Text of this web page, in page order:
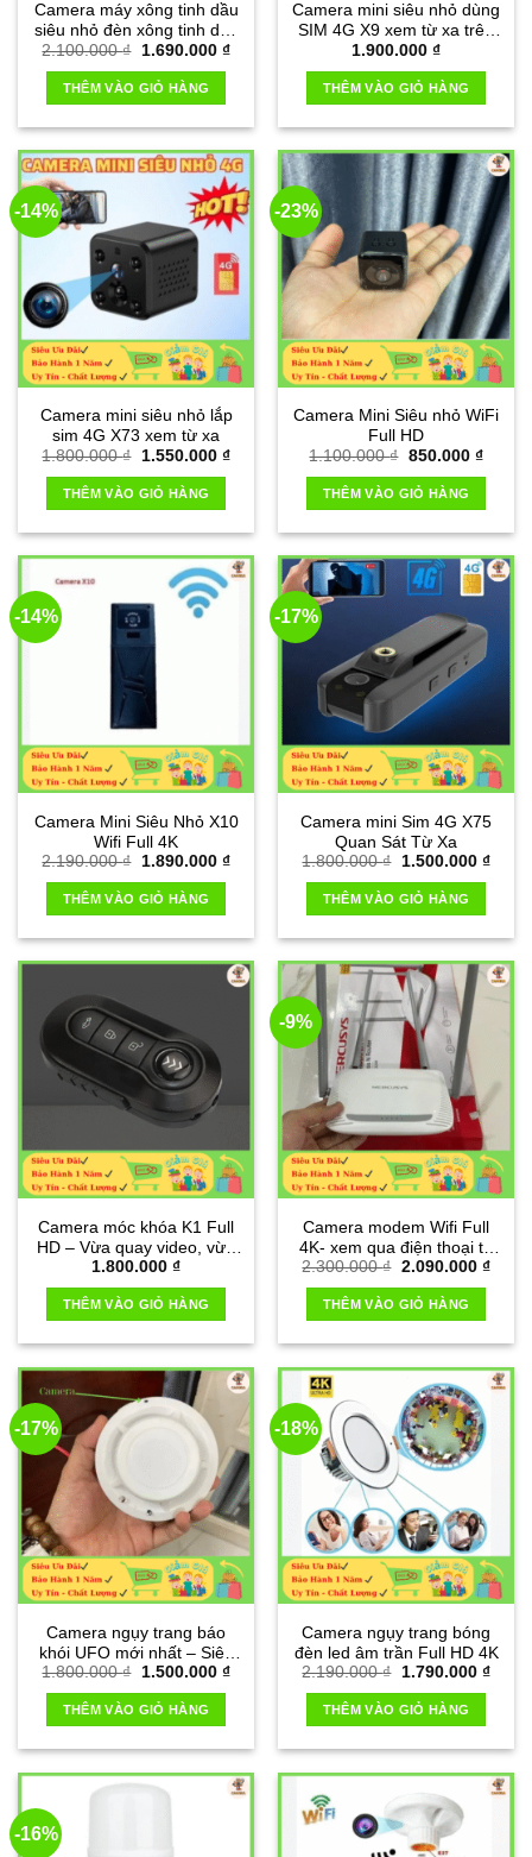
Camera máy xông tinh dầu
siêu nhỏ đèn xông tinh dầu
Wifi 4K
2.100.000₫
Giá
là:
2.100.000 ₫.
1.690.000 ₫Giá
1.690.000 ₫.
THÊM VÀO GIỎ HÀNG
Camera mini siêu nhỏ dùng
SIM 4G X9 xem từ xa trên
điện thoại
1.900.000 ₫
THÊM VÀO GIỎ HÀNG
-14%
Camera mini siêu nhỏ lắp
sim 4G X73 xem từ xa
1.800.000₫
Giá
là:
1.800.000 ₫.
1.550.000 ₫Giá
THÊM VÀO GIỎ HÀNG
-23%
Camera Mini Siêu nhỏ WiFi
Full HD
1.100.000₫ Giá
là:
1.100.000 ₫.
850.000 ₫Giá
THÊM VÀO GIỎ HÀNG
-14%
Camera Mini Siêu Nhỏ X10
Wifi Full 4K
2.190.000₫
Giá
là:
2.190.000 ₫.
1.890.000 ₫Giá
THÊM VÀO GIỎ HÀNG
-17%
Camera mini Sim 4G X75
Quan Sát Từ Xa
1.800.000₫
Giá
là:
1.800.000 ₫.
1.500.000 ₫Giá
THÊM VÀO GIỎ HÀNG
Camera móc khóa K1 Full
HD – Vừa quay video, vừa
ghi âm
1.800.000 ₫
THÊM VÀO GIỎ HÀNG
-9%
Camera modem Wifi Full
4K- xem qua điện thoại từ
xa
2.300.000₫ Giá
là:
2.300.000 ₫.
2.090.000 ₫Giá
THÊM VÀO GIỎ HÀNG
-17%
Camera ngụy trang báo
khói UFO mới nhất – Siêu
nhỏ khó bị phát hiện
1.800.000₫
Giá
là:
1.800.000 ₫.
1.500.000 ₫Giá
THÊM VÀO GIỎ HÀNG
-18%
Camera ngụy trang bóng
đèn led âm trần Full HD 4K
2.190.000₫
Giá
là:
2.190.000 ₫.
1.790.000 ₫Giá
THÊM VÀO GIỎ HÀNG
-16%